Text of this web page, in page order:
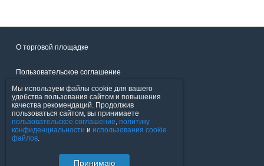
О торговой площадке
Пользовательское соглашение
Политика конфиденциальности
Продавцы
Мы используем файлы cookie для вашего
удобства пользования сайтом и повышения
качества рекомендаций. Продолжив
пользоваться сайтом, вы принимаете
пользовательское соглашение, политику
конфиденциальности и использования cookie
файлов.
Принимаю